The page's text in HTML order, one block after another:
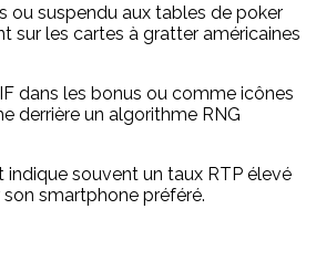
ou suspendu aux tables de poker
sur les cartes à gratter américaines
dans les bonus ou comme icônes
derrière un algorithme RNG
indique souvent un taux RTP élevé
smartphone préféré.